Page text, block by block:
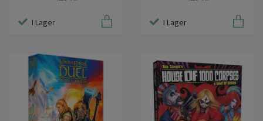
I Lager I Lager